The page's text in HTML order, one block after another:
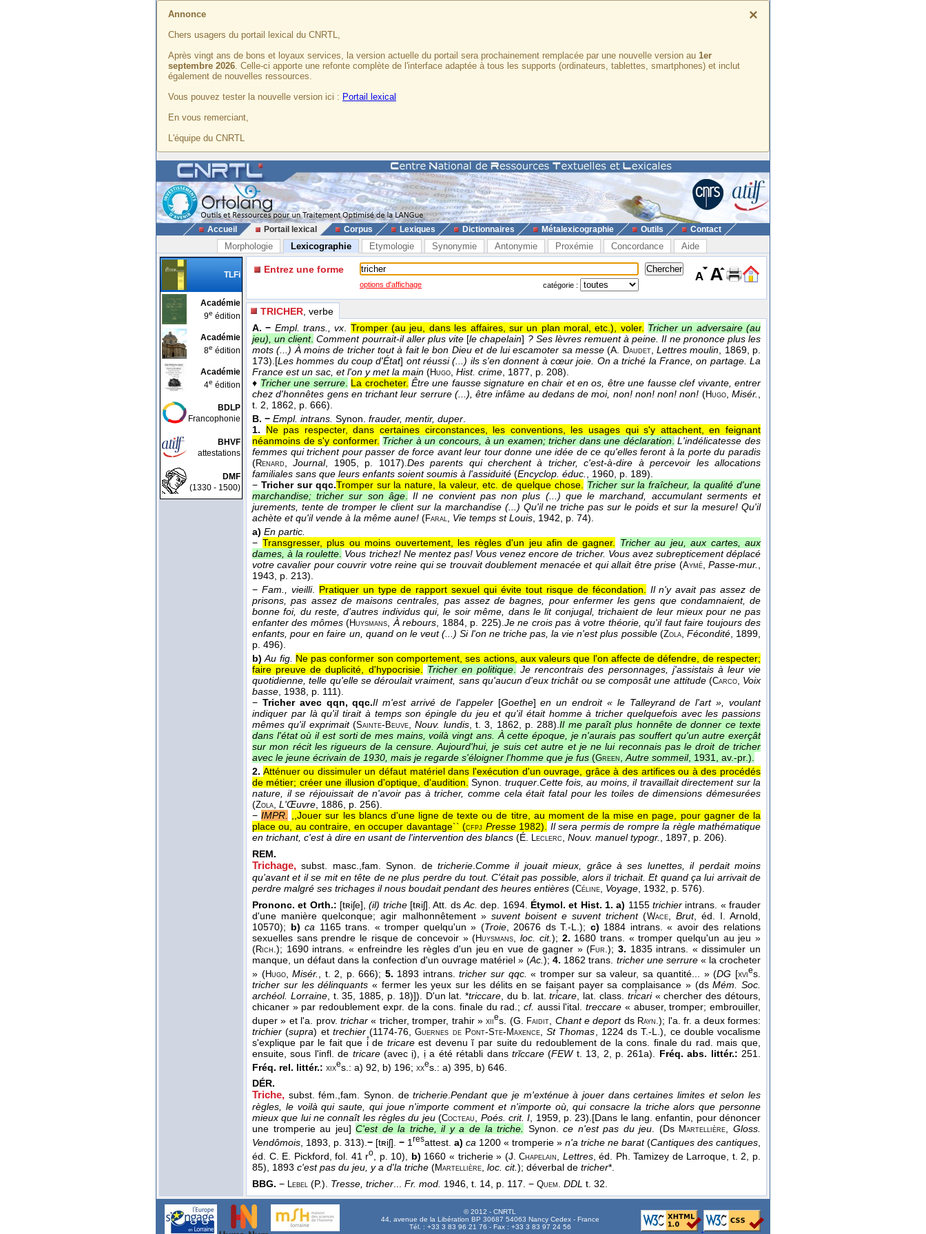
×
Annonce
Chers usagers du portail lexical du CNRTL,
Après vingt ans de bons et loyaux services, la version actuelle du portail sera prochainement remplacée par une nouvelle version au 1er
septembre 2026. Celle-ci apporte une refonte complète de l'interface adaptée à tous les supports (ordinateurs, tablettes, smartphones) et inclut
également de nouvelles ressources.
Vous pouvez tester la nouvelle version ici : Portail lexical
En vous remerciant,
L'équipe du CNRTL
Accueil Portail lexical Corpus Lexiques Dictionnaires Métalexicographie Outils Contact
Morphologie Lexicographie Etymologie Synonymie Antonymie Proxémie Concordance Aide
TLFi
Académie
9e édition
Académie
8e édition
Académie
4e édition
BDLP
Francophonie
BHVF
attestations
DMF
(1330 - 1500)
Entrez une forme
options d'affichage catégorie :
TRICHER , verbe
A. − Empl. trans., vx. Tromper (au jeu, dans les affaires, sur un plan moral, etc.), voler. Tricher un adversaire (au
jeu), un client. Comment pourrait-il aller plus vite [le chapelain] ? Ses lèvres remuent à peine. Il ne prononce plus les
mots (...) À moins de tricher tout à fait le bon Dieu et de lui escamoter sa messe(A. Daudet, Lettres moulin, 1869, p.
173).[Les hommes du coup d'État] ont réussi (...) ils s'en donnent à cœur joie. On a triché la France, on partage. La
France est un sac, et l'on y met la main (Hugo, Hist. crime, 1877, p. 208).
♦ Tricher une serrure. La crocheter. Être une fausse signature en chair et en os, être une fausse clef vivante, entrer
chez d'honnêtes gens en trichant leur serrure (...), être infâme au dedans de moi, non! non! non! non! (Hugo,Misér.,
t. 2, 1862, p. 666).
B. − Empl. intrans. Synon. frauder, mentir, duper.
1.
Ne pas respecter, dans certaines circonstances, les conventions, les usages qui s'y attachent, en feignant
néanmoins de s'y conformer. Tricher à un concours, à un examen; tricher dans une déclaration. L'indélicatesse des
femmes qui trichent pour passer de force avant leur tour donne une idée de ce qu'elles feront à la porte du paradis
(Renard,Journal, 1905, p. 1017).Des parents qui cherchent à tricher, c'est-à-dire à percevoir les allocations
familiales sans que leurs enfants soient soumis à l'assiduité (Encyclop. éduc., 1960, p. 189).
− Tricher sur qqc.Tromper sur la nature, la valeur, etc. de quelque chose. Tricher sur la fraîcheur, la qualité d'une
marchandise; tricher sur son âge. Il ne convient pas non plus (...) que le marchand, accumulant serments et
jurements, tente de tromper le client sur la marchandise (...) Qu'il ne triche pas sur le poids et sur la mesure! Qu'il
achète et qu'il vende à la même aune! (Faral, Vie temps st Louis, 1942, p. 74).
a) En partic.
− Transgresser, plus ou moins ouvertement, les règles d'un jeu afin de gagner. Tricher au jeu, aux cartes, aux
dames, à la roulette. Vous trichez! Ne mentez pas! Vous venez encore de tricher. Vous avez subrepticement déplacé
votre cavalier pour couvrir votre reine qui se trouvait doublement menacée et qui allait être prise (Aymé,Passe-mur.,
1943, p. 213).
− Fam., vieilli. Pratiquer un type de rapport sexuel qui évite tout risque de fécondation. Il n'y avait pas assez de
prisons, pas assez de maisons centrales, pas assez de bagnes, pour enfermer les gens que condamnaient, de
bonne foi, du reste, d'autres individus qui, le soir même, dans le lit conjugal, trichaient de leur mieux pour ne pas
enfanter des mômes(Huysmans,À rebours, 1884, p. 225).Je ne crois pas à votre théorie, qu'il faut faire toujours des
enfants, pour en faire un, quand on le veut (...) Si l'on ne triche pas, la vie n'est plus possible(Zola, Fécondité, 1899,
p. 496).
b) Au fig. Ne pas conformer son comportement, ses actions, aux valeurs que l'on affecte de défendre, de respecter;
faire preuve de duplicité, d'hypocrisie. Tricher en politique. Je rencontrais des personnages, j'assistais à leur vie
quotidienne, telle qu'elle se déroulait vraiment, sans qu'aucun d'eux trichât ou se composât une attitude(Carco, Voix
basse, 1938, p. 111).
− Tricher avec qqn, qqc.Il m'est arrivé de l'appeler[Goethe]en un endroit « le Talleyrand de l'art », voulant
indiquer par là qu'il tirait à temps son épingle du jeu et qu'il était homme à tricher quelquefois avec les passions
mêmes qu'il exprimait(Sainte- Beuve,Nouv. lundis, t. 3, 1862, p. 288).Il me paraît plus honnête de donner ce texte
dans l'état où il est sorti de mes mains, voilà vingt ans. À cette époque, je n'aurais pas souffert qu'un autre exerçât
sur mon récit les rigueurs de la censure. Aujourd'hui, je suis cet autre et je ne lui reconnais pas le droit de tricher
avec le jeune écrivain de 1930, mais je regarde s'éloigner l'homme que je fus (Green,Autre sommeil, 1931, av.-pr.).
2. Atténuer ou dissimuler un défaut matériel dans l'exécution d'un ouvrage, grâce à des artifices ou à des procédés
de métier; créer une illusion d'optique, d'audition. Synon. truquer.Cette fois, au moins, il travaillait directement sur la
nature, il se réjouissait de n'avoir pas à tricher, comme cela était fatal pour les toiles de dimensions démesurées
(Zola, L'Œuvre, 1886, p. 256).
−IMPR. ,,Jouer sur les blancs d'une ligne de texte ou de titre, au moment de la mise en page, pour gagner de la
place ou, au contraire, en occuper davantage`` (cfpj Presse1982). Il sera permis de rompre la règle mathématique
en trichant, c'est à dire en usant de l'intervention des blancs (É. Leclerc, Nouv. manuel typogr., 1897, p. 206).
REM.
Trichage, subst. masc.,fam. Synon. detricherie.Comme il jouait mieux, grâce à ses lunettes, il perdait moins
qu'avant et il se mit en tête de ne plus perdre du tout. C'était pas possible, alors il trichait. Et quand ça lui arrivait de
perdre malgré ses trichages il nous boudait pendant des heures entières (Céline, Voyage, 1932, p. 576).
Prononc. et Orth.: [tʀiʃe],(il) triche[tʀiʃ]. Att. dsAc. dep. 1694. Étymol. et Hist. 1. a) 1155trichier intrans. « frauder
d'une manière quelconque; agir malhonnêtement » suvent boisent e suvent trichent(Wace, Brut, éd. I. Arnold,
10570); b)ca 1165 trans. « tromper quelqu'un » (Troie, 20676 ds T.-L.); c) 1884 intrans. « avoir des relations
sexuelles sans prendre le risque de concevoir » (Huysmans,loc. cit.); 2. 1680 trans. « tromper quelqu'un au jeu »
(Rich.); 1690 intrans. « enfreindre les règles d'un jeu en vue de gagner » (Fur.);3. 1835 intrans. « dissimuler un
manque, un défaut dans la confection d'un ouvrage matériel » (Ac.);4. 1862 trans. tricher une serrure« la crocheter
» (Hugo,Misér. , t. 2, p. 666); 5. 1893 intrans.tricher sur qqc. « tromper sur sa valeur, sa quantité... » (DG [xvies.
tricher sur les délinquants « fermer les yeux sur les délits en se faisant payer sa complaisance » (dsMém. Soc.
archéol. Lorraine, t. 35, 1885, p. 18)]). D'un lat. *triccare , du b. lat.tri̊care , lat. class. tri̊cari« chercher des détours,
chicaner » par redoublement expr. de la cons. finale du rad.; cf. aussi l'ital.treccare « abuser, tromper; embrouiller,
duper » et l'a. prov. trichar« tricher, tromper, trahir »xiies. (G. Faidit Chant e deportds Rayn.); l'a. fr. a deux formes:
trichier (supra) et trechier(1174-76,Guernes de Pont-Ste- Maxence,St Thomas , 1224 ds T.-L.), ce double vocalisme
s'explique par le fait que i̊ de tricareest devenu ĭ par suite du redoublement de la cons. finale du rad. mais que,
ensuite, sous l'infl. de tricare(avec ị), ị a été rétabli dans trĭccare(FEW t. 13, 2, p. 261a). Fréq. abs. littér.: 251.
Fréq. rel. littér.: xixes.: a) 92, b) 196; xxes.: a) 395, b) 646.
DÉR.
Triche, subst. fém.,fam. Synon. detricherie.Pendant que je m'exténue à jouer dans certaines limites et selon les
règles, le voilà qui saute, qui joue n'importe comment et n'importe où, qui consacre la triche alors que personne
mieux que lui ne connaît les règles du jeu(Cocteau, Poés. crit. I, 1959, p. 23).[Dans le lang. enfantin, pour dénoncer
une tromperie au jeu] C'est de la triche, il y a de la triche. Synon.ce n'est pas du jeu. (Ds Martellière,Gloss.
Vendômois , 1893, p. 313). − [tʀiʃ]. − 1 resattest. a) ca 1200 « tromperie » n'a triche ne barat(Cantiques des cantiques
éd. C. E. Pickford, fol. 41 ro , p. 10), b) 1660 « tricherie » (J.Chapelain Lettres, éd. Ph. Tamizey de Larroque, t. 2, p.
85), 1893 c'est pas du jeu, y a d'la triche (Martellière loc. cit.); déverbal de tricher*.
BBG. − Lebel (P.). Tresse, tricher Fr. mod. 1946, t. 14, p. 117. − Quem. DDL t. 32.
© 2012 - CNRTL
44, avenue de la Libération BP 30687 54063 Nancy Cedex - France
Tél. : +33 3 83 96 21 76 - Fax : +33 3 83 97 24 56